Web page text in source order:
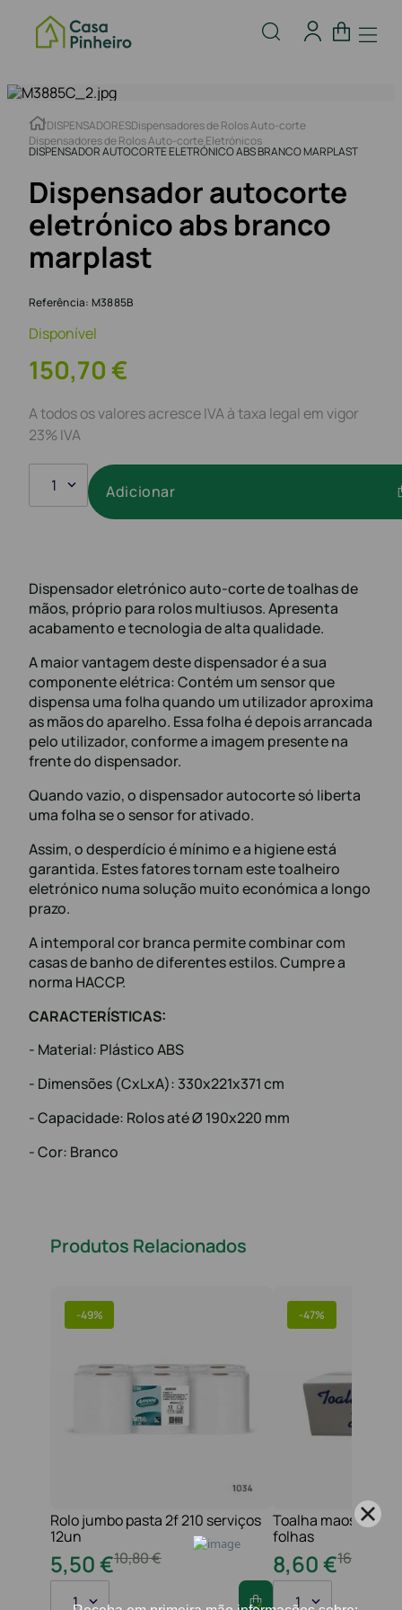
DISPENSADORESDispensadores de Rolos Auto-corte
Dispensadores de Rolos Auto-corte Eletrónicos
DISPENSADOR AUTOCORTE ELETRÓNICO ABS BRANCO MARPLAST
Dispensador autocorte
eletrónico abs branco
marplast
Referência: M3885B
Disponível
150,70€
A todos os valores acresce IVA à taxa legal em vigor
23% IVA
1 Adicionar
Dispensador eletrónico auto-corte de toalhas de
mãos, próprio para rolos multiusos. Apresenta
acabamento e tecnologia de alta qualidade.
A maior vantagem deste dispensador é a sua
componente elétrica: Contém um sensor que
dispensa uma folha quando um utilizador aproxima
as mãos do aparelho. Essa folha é depois arrancada
pelo utilizador, conforme a imagem presente na
frente do dispensador.
Quando vazio, o dispensador autocorte só liberta
uma folha se o sensor for ativado.
Assim, o desperdício é mínimo e a higiene está
garantida. Estes fatores tornam este toalheiro
eletrónico numa solução muito económica a longo
prazo.
A intemporal cor branca permite combinar com
casas de banho de diferentes estilos. Cumpre a
norma HACCP.
CARACTERÍSTICAS:
- Material: Plástico ABS
- Dimensões (CxLxA): 330x221x371 cm
- Capacidade: Rolos até Ø 190x220 mm
- Cor: Branco
Produtos Relacionados
-49%
Rolo jumbo pasta 2f 210 serviços
12un
10,80€
5,50€
1
-47%
Toalha maos 2f
folhas
16
8,60€
1